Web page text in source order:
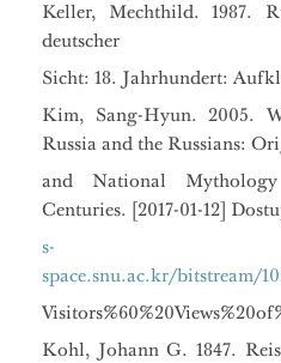
Keller, Mechthild. 1987.
deutscher
Sicht: 18. Jahrhundert:
Kim, Sang-Hyun. 2005.
Russia and the Russians:
and National
Centuries. [2017-01-12]
s-
space.snu.ac.kr/bitstream/
Kohl, Johann G. 1847.